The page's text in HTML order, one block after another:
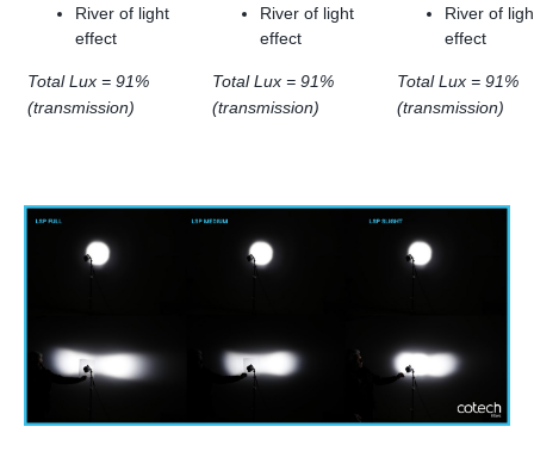
River of light
effect
Total Lux = 91%
(transmission)
River of light
effect
Total Lux = 91%
(transmission)
River of
effect
Total Lux = 91%
(transmission)